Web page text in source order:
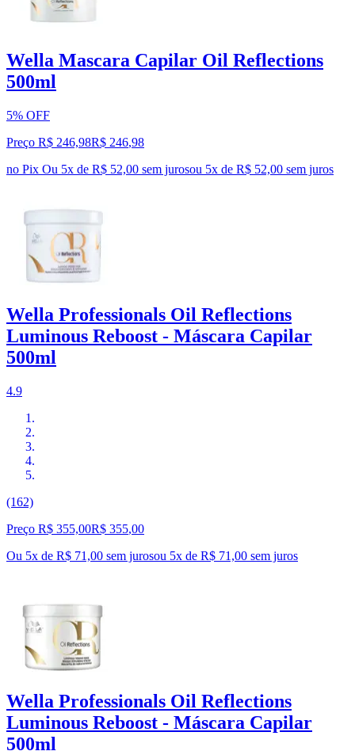
Wella Mascara Capilar Oil Reflections
500ml
5% OFF
Preço R$ 246,98R$ 246,98
no Pix Ou 5x de R$ 52,00 sem jurosou 5x de R$ 52,00 sem juros
Wella Professionals Oil Reflections
Luminous Reboost - Máscara Capilar
500ml
4.9
(162)
Preço R$ 355,00R$ 355,00
Ou 5x de R$ 71,00 sem jurosou 5x de R$ 71,00 sem juros
Wella Professionals Oil Reflections
Luminous Reboost - Máscara Capilar
500ml